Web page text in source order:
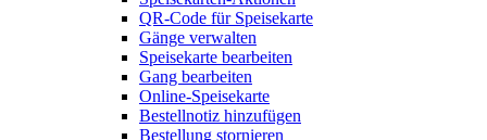
QR-Code für Speisekarte
Gänge verwalten
Speisekarte bearbeiten
Gang bearbeiten
Online-Speisekarte
Bestellnotiz hinzufügen
Bestellung stornieren